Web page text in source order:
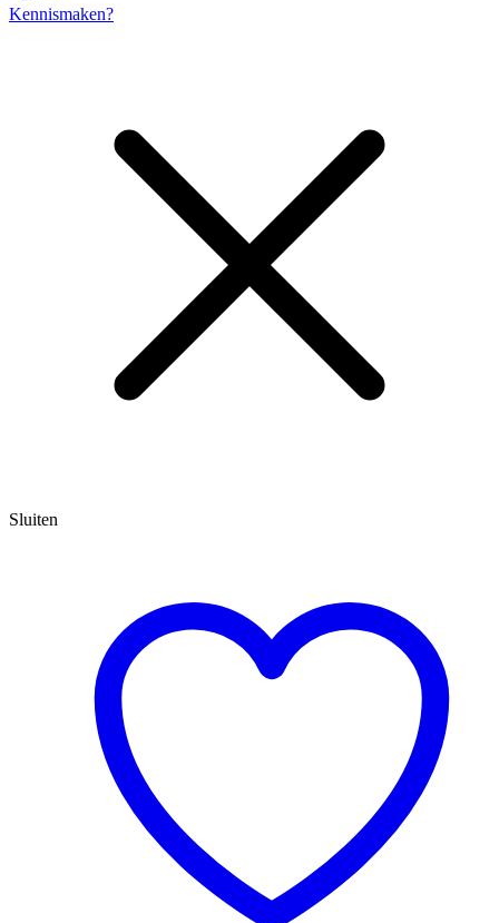
Kennismaken?
Sluiten